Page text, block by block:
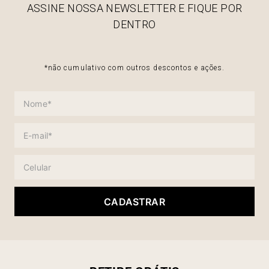
ASSINE NOSSA NEWSLETTER E FIQUE POR
DENTRO
*não cumulativo com outros descontos e ações.
CADASTRAR